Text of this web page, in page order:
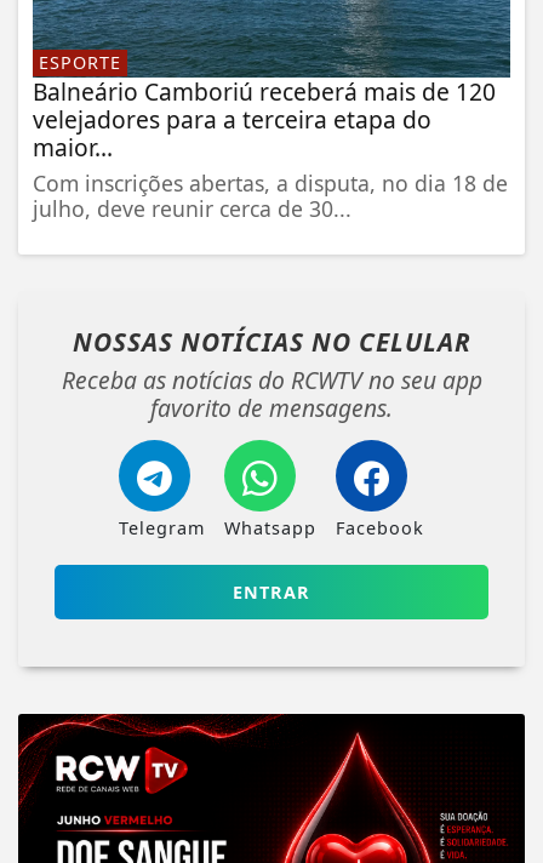
ESPORTE
Balneário Camboriú receberá mais de 120
velejadores para a terceira etapa do
maior...
Com inscrições abertas, a disputa, no dia 18 de
julho, deve reunir cerca de 30...
NOSSAS NOTÍCIAS NO CELULAR
Receba as notícias do RCWTV no seu app
favorito de mensagens.
Telegram Whatsapp Facebook
ENTRAR